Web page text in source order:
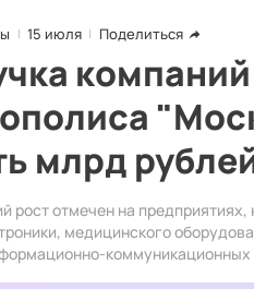
15 июля Поделиться
млрд
рост отмечен на
медицинского
коммуникационных